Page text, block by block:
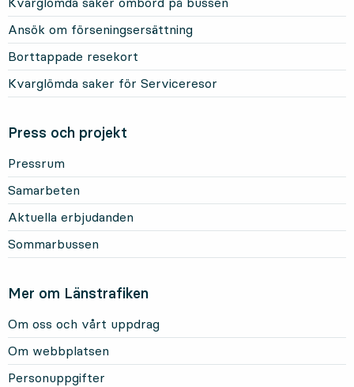
Ansök om förseningsersättning
Borttappade resekort
Kvarglömda saker för Serviceresor
Press och projekt
Pressrum
Samarbeten
Aktuella erbjudanden
Sommarbussen
Mer om Länstrafiken
Om oss och vårt uppdrag
Om webbplatsen
Personuppgifter